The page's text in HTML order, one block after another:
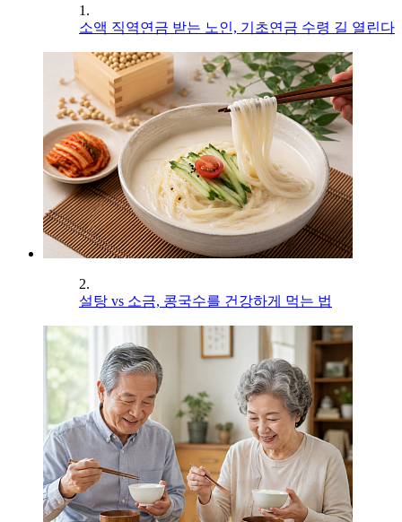
1.
소액 직역연금 받는 노인, 기초연금 수령 길 열린다
2.
설탕 vs 소금, 콩국수를 건강하게 먹는 법